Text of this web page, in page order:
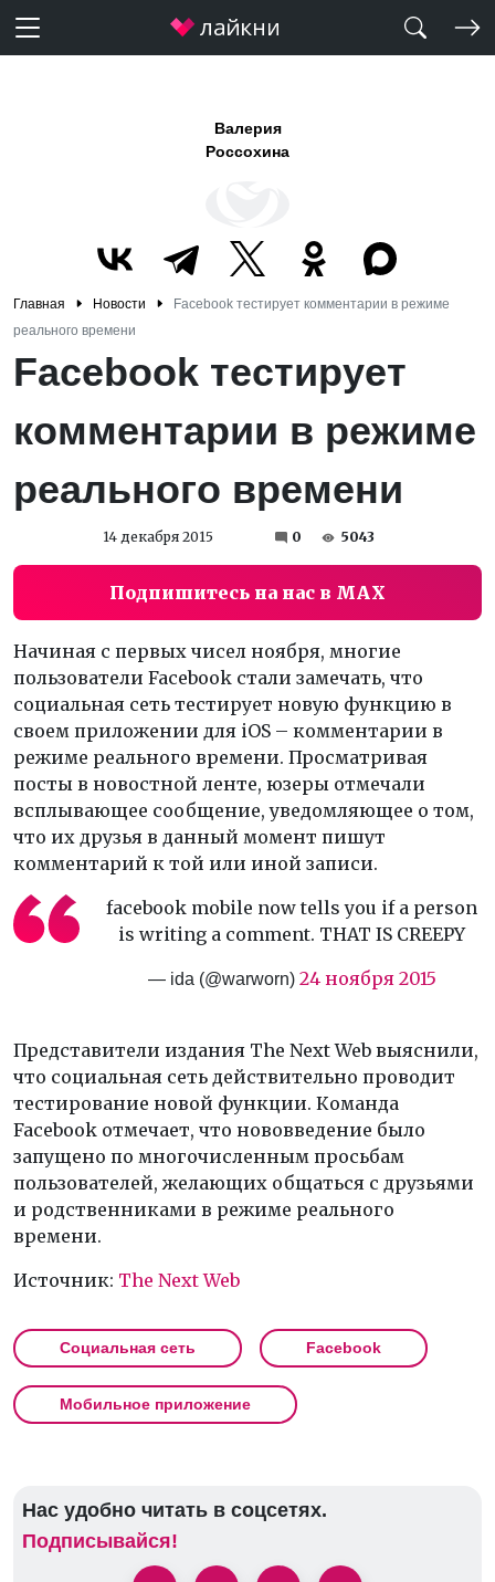
Валерия
Россохина
Главная Новости
Facebook тестирует комментарии в режиме
реального времени
Facebook тестирует
комментарии в режиме
реального времени
14 декабря 2015 0 5043
Подпишитесь на нас в MAX
Начиная с первых чисел ноября, многие
пользователи Facebook стали замечать, что
социальная сеть тестирует новую функцию в
своем приложении для iOS – комментарии в
режиме реального времени. Просматривая
посты в новостной ленте, юзеры отмечали
всплывающее сообщение, уведомляющее о том,
что их друзья в данный момент пишут
комментарий к той или иной записи.
facebook mobile now tells you if a person
is writing a comment. THAT IS CREEPY
— ida (@warworn) 24 ноября 2015
Представители издания The Next Web выяснили,
что социальная сеть действительно проводит
тестирование новой функции. Команда
Facebook отмечает, что нововведение было
запущено по многочисленным просьбам
пользователей, желающих общаться с друзьями
и родственниками в режиме реального
времени.
Источник: The Next Web
Социальная сеть Facebook
Мобильное приложение
Нас удобно читать в соцсетях.
Подписывайся!